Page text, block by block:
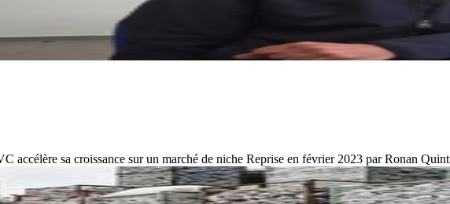
accélère sa croissance sur un marché de niche Reprise en février 2023 par Ronan